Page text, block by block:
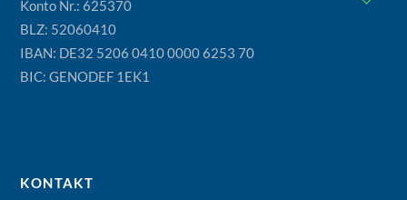
Konto Nr.: 625370
BLZ: 52060410
IBAN: DE32 5206 0410 0000 6253 70
BIC: GENODEF 1EK1
KONTAKT